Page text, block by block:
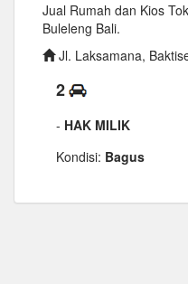
Jual Rumah dan Kios
Buleleng Bali.
Jl. Laksamana,
2
- HAK MILIK
Kondisi: Bagus